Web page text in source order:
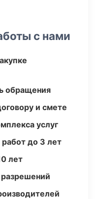
с нами
обращения
и смете
услуг
работ до 3 лет
лет